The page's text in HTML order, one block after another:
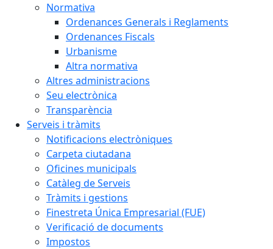
Normativa
Ordenances Generals i Reglaments
Ordenances Fiscals
Urbanisme
Altra normativa
Altres administracions
Seu electrònica
Transparència
Serveis i tràmits
Notificacions electròniques
Carpeta ciutadana
Oficines municipals
Catàleg de Serveis
Tràmits i gestions
Finestreta Única Empresarial (FUE)
Verificació de documents
Impostos